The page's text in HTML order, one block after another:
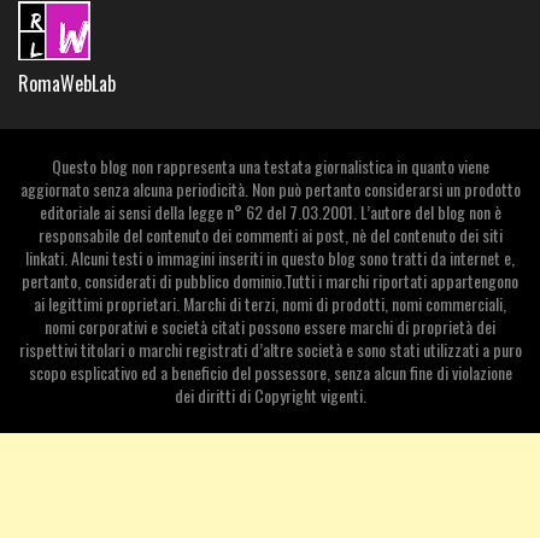
RomaWebLab
Questo blog non rappresenta una testata giornalistica in quanto viene
aggiornato senza alcuna periodicità. Non può pertanto considerarsi un prodotto
editoriale ai sensi della legge n° 62 del 7.03.2001. L’autore del blog non è
responsabile del contenuto dei commenti ai post, nè del contenuto dei siti
linkati. Alcuni testi o immagini inseriti in questo blog sono tratti da internet e,
pertanto, considerati di pubblico dominio.Tutti i marchi riportati appartengono
ai legittimi proprietari. Marchi di terzi, nomi di prodotti, nomi commerciali,
nomi corporativi e società citati possono essere marchi di proprietà dei
rispettivi titolari o marchi registrati d’altre società e sono stati utilizzati a puro
scopo esplicativo ed a beneficio del possessore, senza alcun fine di violazione
dei diritti di Copyright vigenti.